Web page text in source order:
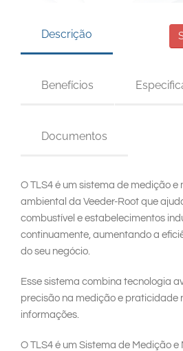
Descrição
Benefícios
Documentos
O TLS4 é um sistema de medição
ambiental da Veeder-Root que
combustível e estabelecimentos
continuamente, aumentando a
do seu negócio.
Esse sistema combina tecnologia
precisão na medição e praticidade
informações.
O TLS4 é um Sistema de Medição